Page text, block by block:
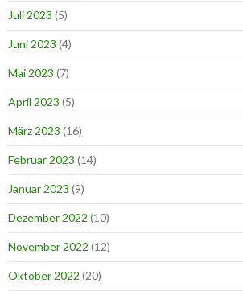
Juli 2023 (5)
Juni 2023 (4)
Mai 2023 (7)
April 2023 (5)
März 2023 (16)
Februar 2023 (14)
Januar 2023 (9)
Dezember 2022 (10)
November 2022 (12)
Oktober 2022 (20)